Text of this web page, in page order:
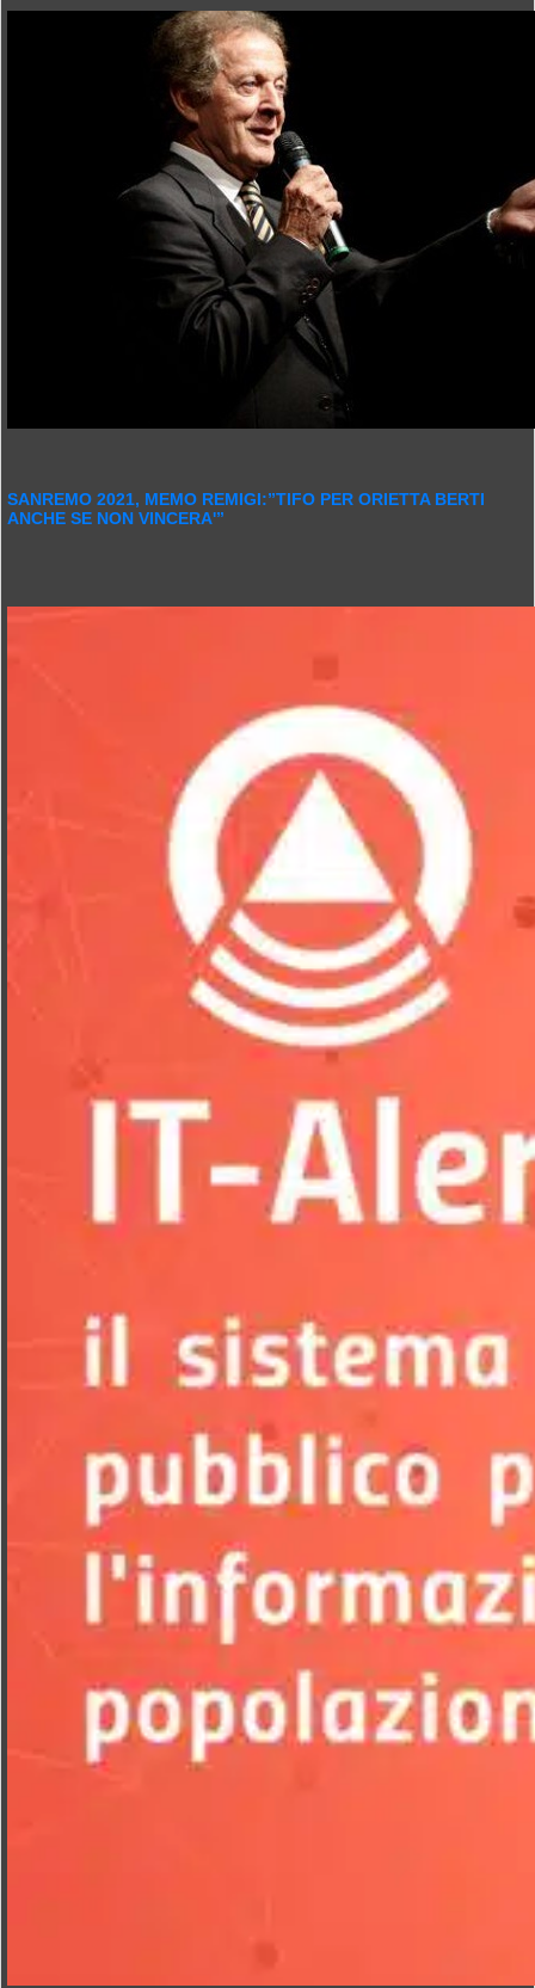
SANREMO 2021, MEMO REMIGI:”TIFO PER ORIETTA BERTI
ANCHE SE NON VINCERA'”